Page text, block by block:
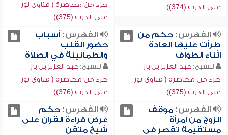
على الدرب (374))
جزء من محاضرة ( فتاوى نور
على الدرب (375))
الفهرس:حكم من
طرأت عليها العادة
أثناء الطواف
للشيخ: عبد العزيز بن باز
جزء من محاضرة ( فتاوى نور
على الدرب (375))
الفهرس:أسباب
حضور القلب
والطمأنينة في الصلاة
للشيخ: عبد العزيز بن باز
جزء من محاضرة ( فتاوى نور
على الدرب (376))
الفهرس:موقف
الزوج من امرأة
مستقيمة تقصر في
الفهرس:حكم
عرض قراءة القرآن على
شيخ متقن